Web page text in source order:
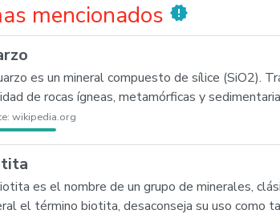
mencionados new_releases
es un mineral compuesto de sílice (SiO2).
de rocas ígneas, metamórficas y
wikipedia.org
es el nombre de un grupo de minerales,
el término biotita, desaconseja su uso como